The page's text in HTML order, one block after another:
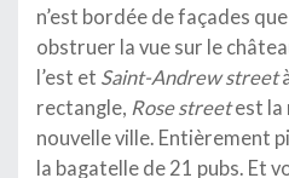
n’est bordée de façades
obstruer la vue sur le
l’est et Saint-Andrew street
rectangle, Rose streetest la
nouvelle ville. Entièrement
la bagatelle de 21 pubs. Et